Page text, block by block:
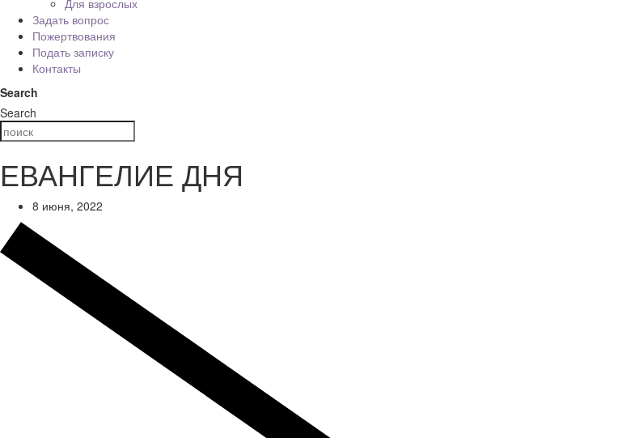
Для взрослых
Задать вопрос
Пожертвования
Подать записку
Контакты
Search
Search
ЕВАНГЕЛИЕ ДНЯ
8 июня, 2022